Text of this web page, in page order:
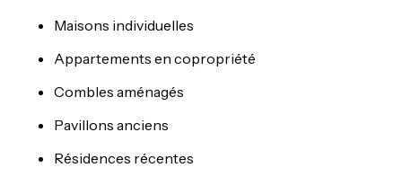
Maisons individuelles
Appartements en copropriété
Combles aménagés
Pavillons anciens
Résidences récentes